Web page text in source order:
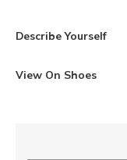
Describe Yourself
View On Shoes